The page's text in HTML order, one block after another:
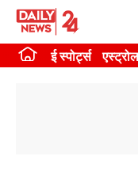
Skip
contentई स्पोर्ट्स